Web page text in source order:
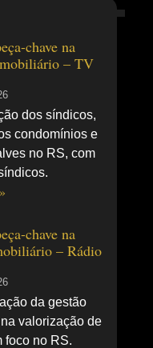
chave na
– TV
dos síndicos,
condomínios e
no RS, com
chave na
– Rádio
da gestão
valorização de
foco no RS.